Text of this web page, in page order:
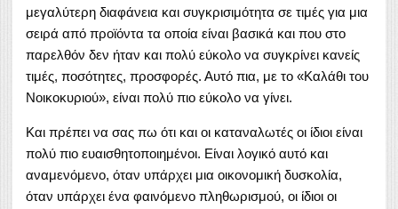
μεγαλύτερη διαφάνεια και συγκρισιμότητα σε τιμές για μια
σειρά από προϊόντα τα οποία είναι βασικά και που στο
παρελθόν δεν ήταν και πολύ εύκολο να συγκρίνει κανείς
τιμές, ποσότητες, προσφορές. Αυτό πια, με το «Καλάθι του
Νοικοκυριού», είναι πολύ πιο εύκολο να γίνει.
Και πρέπει να σας πω ότι και οι καταναλωτές οι ίδιοι είναι
πολύ πιο ευαισθητοποιημένοι. Είναι λογικό αυτό και
αναμενόμενο, όταν υπάρχει μια οικονομική δυσκολία,
όταν υπάρχει ένα φαινόμενο πληθωρισμού, οι ίδιοι οι